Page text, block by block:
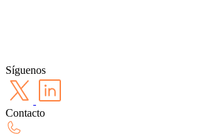
Síguenos
Contacto